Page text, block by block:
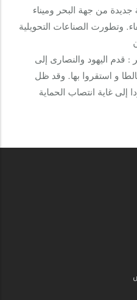
جديدة من جهة البحر وميناء
وتطورت الصناعات التحويلية
قدم اليهود والنصارى إلى
و استقروا بها. وقد ظل
إلى غاية انتصاب الحماية